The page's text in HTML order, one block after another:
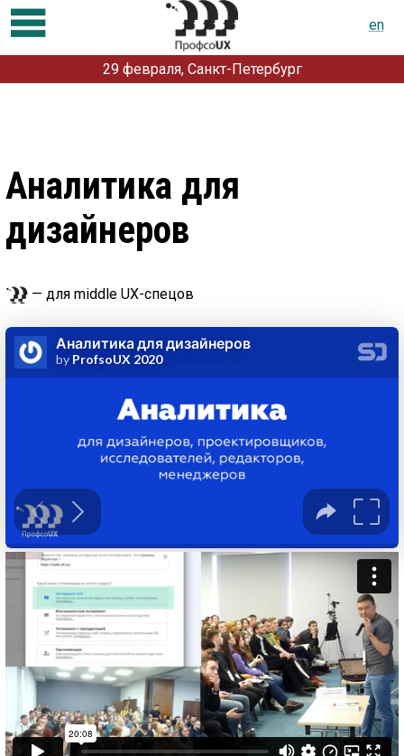
en
Программа
Партнерам
О конференции
Контакты
Предыдущие конференции:
2019 2018 2017 2016 2015 2014 2013
29 февраля, Санкт-Петербург
Аналитика для
дизайнеров
— для middle UX-спецов